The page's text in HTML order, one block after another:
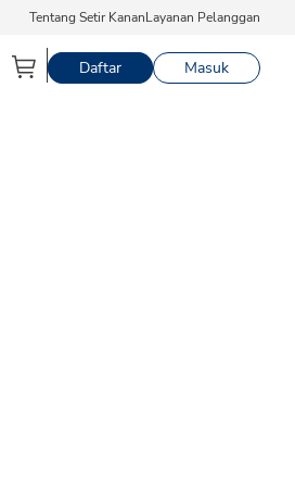
Tentang Setir KananLayanan Pelanggan
Daftar Masuk